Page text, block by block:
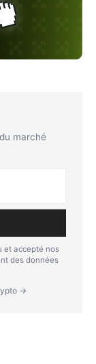
marché
et accepté nos
des données
→